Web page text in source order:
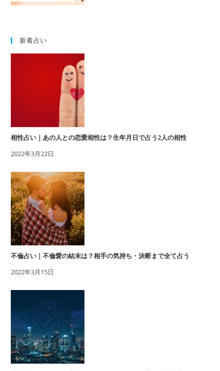
新着占い
相性占い｜あの人との恋愛相性は？生年月日で占う2人の相性
2022年3月22日
不倫占い｜不倫愛の結末は？相手の気持ち・決断まで全て占う
2022年3月15日